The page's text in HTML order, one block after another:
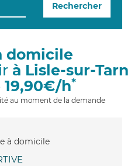
g
i
Rechercher
domicile
à Lisle-sur-Tarn
19,90€/h*
au moment de la demande